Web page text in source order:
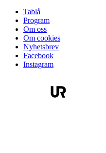
Tablå
Program
Om oss
Om cookies
Nyhetsbrev
Facebook
Instagram